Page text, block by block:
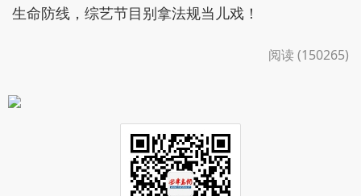
生命防线，综艺节目别拿法规当儿戏！
阅读 (150265)